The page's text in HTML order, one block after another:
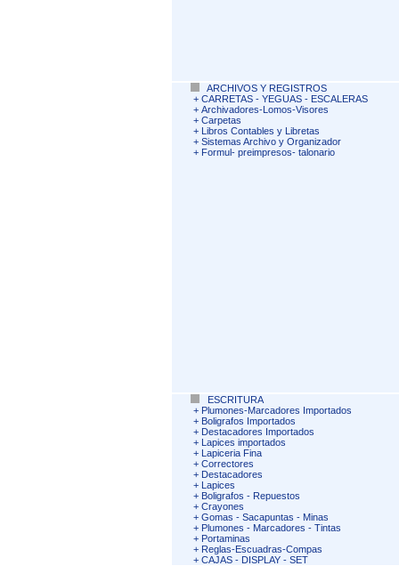
ARCHIVOS Y REGISTROS
+ CARRETAS - YEGUAS - ESCALERAS
+ Archivadores-Lomos-Visores
+ Carpetas
+ Libros Contables y Libretas
+ Sistemas Archivo y Organizador
+ Formul- preimpresos- talonario
ESCRITURA
+ Plumones-Marcadores Importados
+ Boligrafos Importados
+ Destacadores Importados
+ Lapices importados
+ Lapiceria Fina
+ Correctores
+ Destacadores
+ Lapices
+ Boligrafos - Repuestos
+ Crayones
+ Gomas - Sacapuntas - Minas
+ Plumones - Marcadores - Tintas
+ Portaminas
+ Reglas-Escuadras-Compas
+ CAJAS - DISPLAY - SET